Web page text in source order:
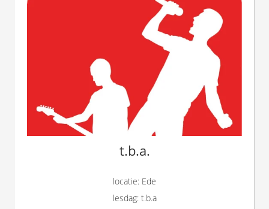
t.b.a.
locatie: Ede
lesdag: t.b.a